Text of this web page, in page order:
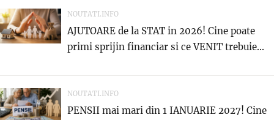
NOUTATI.INFO
AJUTOARE de la STAT in 2026! Cine poate
primi sprijin financiar si ce VENIT trebuie...
NOUTATI.INFO
PENSII mai mari din 1 IANUARIE 2027! Cine